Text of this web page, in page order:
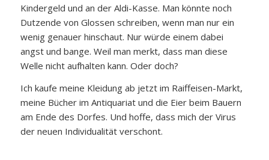
Kindergeld und an der Aldi-Kasse. Man könnte noch
Dutzende von Glossen schreiben, wenn man nur ein
wenig genauer hinschaut. Nur würde einem dabei
angst und bange. Weil man merkt, dass man diese
Welle nicht aufhalten kann. Oder doch?
Ich kaufe meine Kleidung ab jetzt im Raiffeisen-Markt,
meine Bücher im Antiquariat und die Eier beim Bauern
am Ende des Dorfes. Und hoffe, dass mich der Virus
der neuen Individualität verschont.